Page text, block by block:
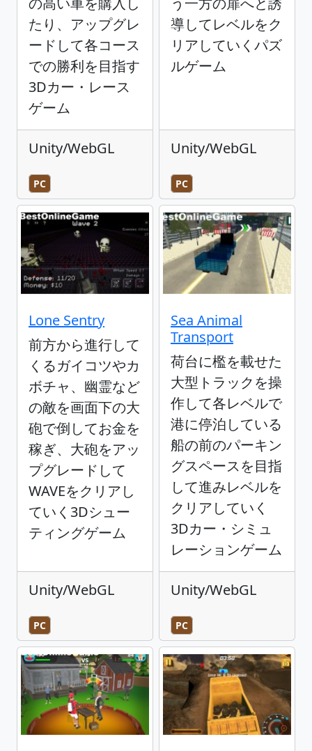
たり、アップグレ
ードして各コース
での勝利を目指す
3Dカー・レース
ゲーム
Unity/WebGL
PC
導してレベルをク
リアしていくパズ
ルゲーム
Unity/WebGL
PC
Lone Sentry
前方から進行して
くるガイコツやカ
ボチャ、幽霊など
の敵を画面下の大
砲で倒してお金を
稼ぎ、大砲をアッ
プグレードして
WAVEをクリアし
ていく3Dシュー
ティングゲーム
Unity/WebGL
PC
Sea Animal
Transport
荷台に檻を載せた
大型トラックを操
作して各レベルで
港に停泊している
船の前のパーキン
グスペースを目指
して進みレベルを
クリアしていく
3Dカー・シミュ
レーションゲーム
Unity/WebGL
PC